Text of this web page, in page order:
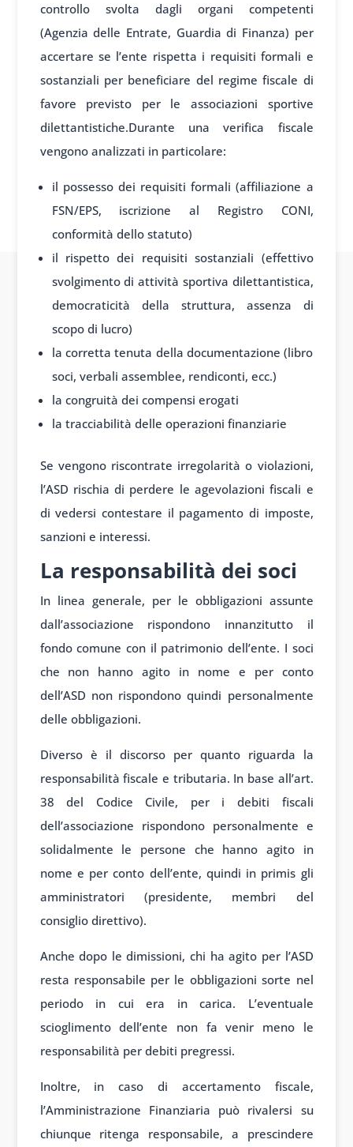
controllo svolta dagli organi competenti
(Agenzia delle Entrate, Guardia di Finanza) per
accertare se l’ente rispetta i requisiti formali e
sostanziali per beneficiare del regime fiscale di
favore previsto per le associazioni sportive
dilettantistiche.Durante una verifica fiscale
vengono analizzati in particolare:
il possesso dei requisiti formali (affiliazione a
FSN/EPS, iscrizione al Registro CONI,
conformità dello statuto)
il rispetto dei requisiti sostanziali (effettivo
svolgimento di attività sportiva dilettantistica,
democraticità della struttura, assenza di
scopo di lucro)
la corretta tenuta della documentazione (libro
soci, verbali assemblee, rendiconti, ecc.)
la congruità dei compensi erogati
la tracciabilità delle operazioni finanziarie
Se vengono riscontrate irregolarità o violazioni,
l’ASD rischia di perdere le agevolazioni fiscali e
di vedersi contestare il pagamento di imposte,
sanzioni e interessi.
La responsabilità dei soci
In linea generale, per le obbligazioni assunte
dall’associazione rispondono innanzitutto il
fondo comune con il patrimonio dell’ente. I soci
che non hanno agito in nome e per conto
dell’ASD non rispondono quindi personalmente
delle obbligazioni.
Diverso è il discorso per quanto riguarda la
responsabilità fiscale e tributaria. In base all’art.
38 del Codice Civile, per i debiti fiscali
dell’associazione rispondono personalmente e
solidalmente le persone che hanno agito in
nome e per conto dell’ente, quindi in primis gli
amministratori (presidente, membri del
consiglio direttivo).
Anche dopo le dimissioni, chi ha agito per l’ASD
resta responsabile per le obbligazioni sorte nel
periodo in cui era in carica. L’eventuale
scioglimento dell’ente non fa venir meno le
responsabilità per debiti pregressi.
Inoltre, in caso di accertamento fiscale,
l’Amministrazione Finanziaria può rivalersi su
chiunque ritenga responsabile, a prescindere